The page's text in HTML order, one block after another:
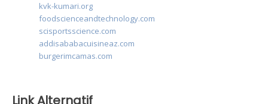
kvk-kumari.org
foodscienceandtechnology.com
scisportsscience.com
addisababacuisineaz.com
burgerimcamas.com
Link Alternatif